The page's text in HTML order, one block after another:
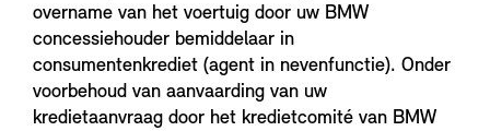
overname van het voertuig door uw BMW
concessiehouder bemiddelaar in
consumentenkrediet (agent in nevenfunctie). Onder
voorbehoud van aanvaarding van uw
kredietaanvraag door het kredietcomité van BMW